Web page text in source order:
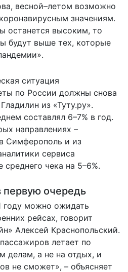
весной–летом возможно
значениям.
останется высоким, то
будут выше тех, которые
ситуация
по России должны снова
из «Туту.ру».
составлял 6–7% в год.
направлениях –
Симферополь и из
сервиса
чека на 5–6%.
очередь
году можно ожидать
рейсах, говорит
Алексей Краснопольский.
летает по
делам, а не на отдых, и
не сможет», – объясняет